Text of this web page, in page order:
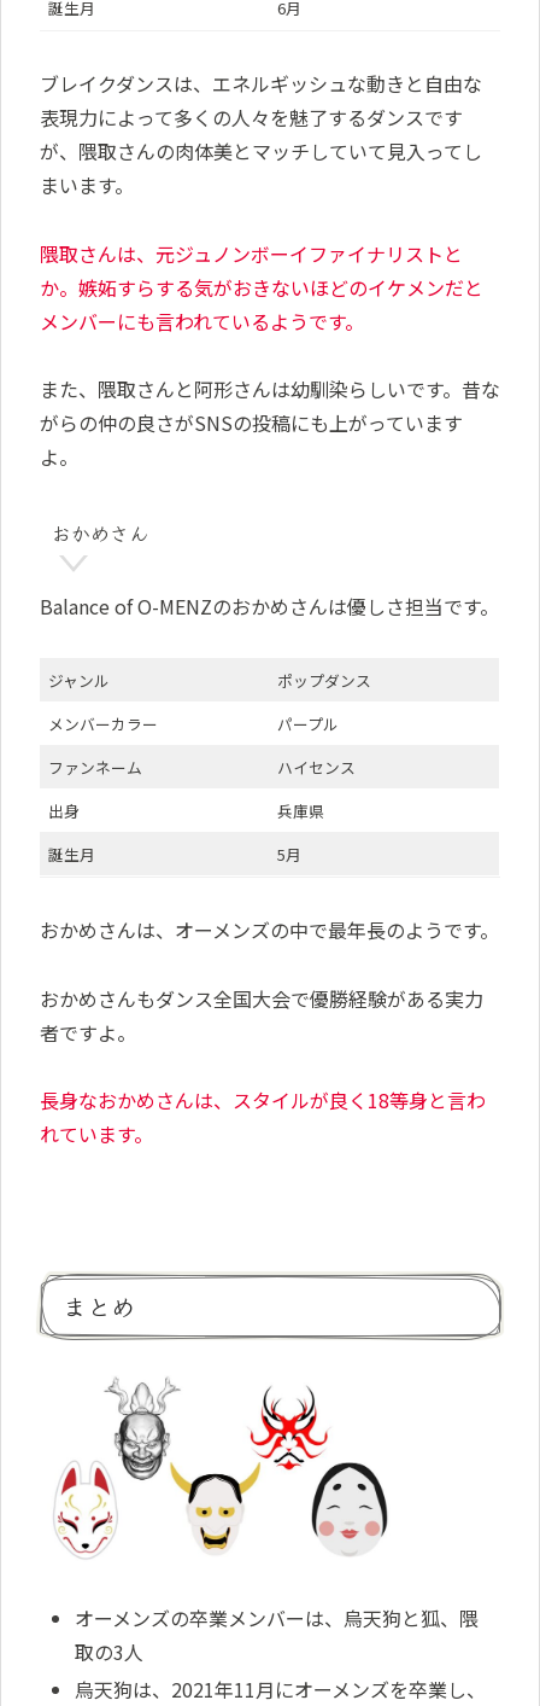
誕生月 6月
ブレイクダンスは、エネルギッシュな動きと自由な
表現力によって多くの人々を魅了するダンスです
が、隈取さんの肉体美とマッチしていて見入ってし
まいます。
隈取さんは、元ジュノンボーイファイナリストと
か。嫉妬すらする気がおきないほどのイケメンだと
メンバーにも言われているようです。
また、隈取さんと阿形さんは幼馴染らしいです。昔な
がらの仲の良さがSNSの投稿にも上がっています
よ。
おかめさん
Balance of O-MENZのおかめさんは優しさ担当です。
ジャンル
ポップダンス
メンバーカラー
パープル
ファンネーム
ハイセンス
出身
兵庫県
誕生月
5月
おかめさんは、オーメンズの中で最年長のようです。
おかめさんもダンス全国大会で優勝経験がある実力
者ですよ。
長身なおかめさんは、スタイルが良く18等身と言わ
れています。
まとめ
オーメンズの卒業メンバーは、烏天狗と狐、隈
取の3人
烏天狗は、2021年11月にオーメンズを卒業し、